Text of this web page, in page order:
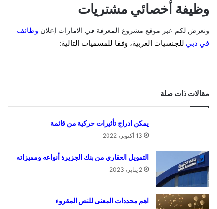
وظيفة أخصائي مشتريات
ونعرض لكم عبر موقع مشروع المعرفة في الامارات إعلان وظائف
في دبي للجنسيات العربية، وفقا للمسميات التالية:
مقالات ذات صلة
يمكن ادراج تأثيرات حركية من قائمة
13 أكتوبر، 2022
التمويل العقاري من بنك الجزيرة أنواعه ومميزاته
2 يناير، 2023
اهم محددات المعنى للنص المقروء